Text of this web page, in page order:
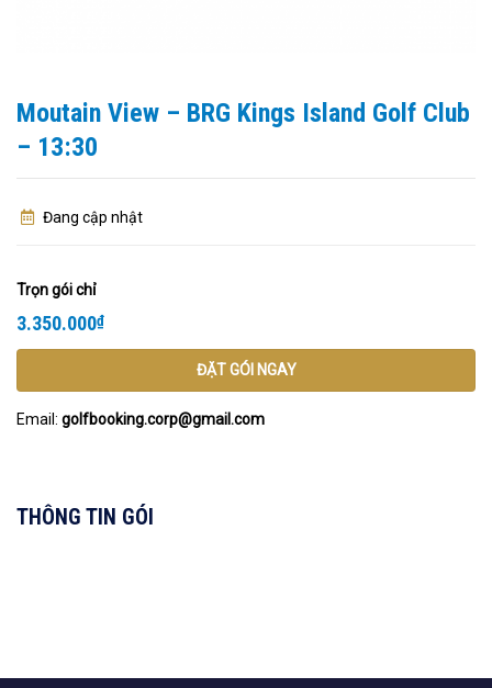
Moutain View – BRG Kings Island Golf Club
– 13:30
Đang cập nhật
Trọn gói chỉ
3.350.000₫
ĐẶT GÓI NGAY
Email: golfbooking.corp@gmail.com
THÔNG TIN GÓI